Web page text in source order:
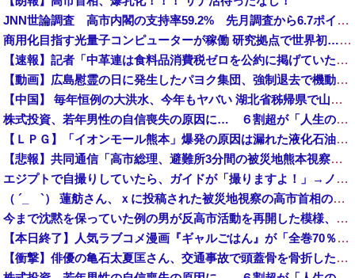
JNN世論調査 高市内閣の支持率59.2% 先月調査から6.7ポイント下落・・・各党の支持率、自民30.9%、国民3.0%、維新2.9%、参政2...
商用化目指す光量子コンピューターが稼働 研究拠点で世界初…産総研など！
【速報】記者「中革連は食料品消費税ゼロを公約に掲げていたが？」→階猛氏「そ、それは財源確保という条件付き」
【動画】広島慰霊の日に発生したパヨク集団、強制退去で機動隊により無事排除される
【中国】 毎年恒例の大洪水、今年もヤバい 湖北省秭帰県で山洪水が市街地を直撃、工場浸水・車両が次々流される
株式投資、若年男性の自信喪失の原因に… ６割超が「人生の敗者」自認か
【ＬＰＧ】「イオンモール熊本」爆発の原因は漏れた液化石油ガスか…経産省、全国の大規模施設でガス供給設備の点検要請
【悲報】共同通信「高市総理、避難所3分間の被災地熊本視察動画に批判！」 → 内閣報道官「避難所視察は51分間！大変な状況の中で、1時間近く受け入...
エジプトで自撮りしていたら、ガイドが「撮りますよ！」→ノリノリでポーズを取っていたら……スマホを返してもらえない 「日本人はカモ代表かも」「私は...
（ ´_ゝ`） 蓮舫さん、ｘに投稿された被災地視察の高市首相の写真を猛批判「掲載するのを止める人は誰もいなかったのか」「あまりにも愕然としていま...
今まで沈黙を保っていた例の男が反高市活動を再開した模様、財務省を手を組んでの返り咲きが狙いか？
【本日終了】人気ラブコメ漫画『ギャルごはん』が「全巻70％」オフ、『ジャンケットバンク』 『BUNGO―ブンゴ―』の「39％オフクーポン」激安セ...
【衝撃】俳優の亀石太夏匡さん、交通事故で頭蓋骨を骨折した結果・・・